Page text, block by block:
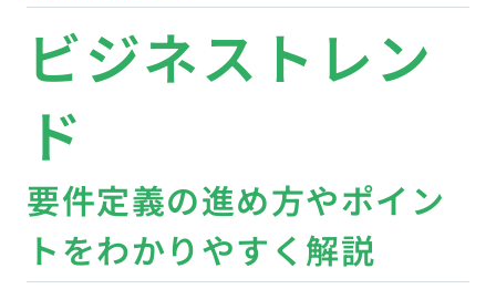
ビジネストレン
ド
要件定義の進め方やポイン
トをわかりやすく解説